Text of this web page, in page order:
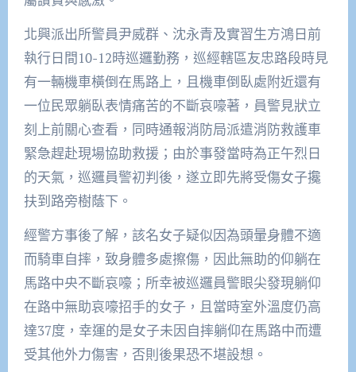
北興派出所警員尹威群、沈永青及實習生方鴻日前
執行日間10-12時巡邏勤務，巡經轄區友忠路段時見
有一輛機車橫倒在馬路上，且機車倒臥處附近還有
一位民眾躺臥表情痛苦的不斷哀嚎著，員警見狀立
刻上前關心查看，同時通報消防局派遣消防救護車
緊急趕赴現場協助救援；由於事發當時為正午烈日
的天氣，巡邏員警初判後，遂立即先將受傷女子攙
扶到路旁樹蔭下。
經警方事後了解，該名女子疑似因為頭暈身體不適
而騎車自摔，致身體多處擦傷，因此無助的仰躺在
馬路中央不斷哀嚎；所幸被巡邏員警眼尖發現躺仰
在路中無助哀嚎招手的女子，且當時室外溫度仍高
達37度，幸運的是女子未因自摔躺仰在馬路中而遭
受其他外力傷害，否則後果恐不堪設想。